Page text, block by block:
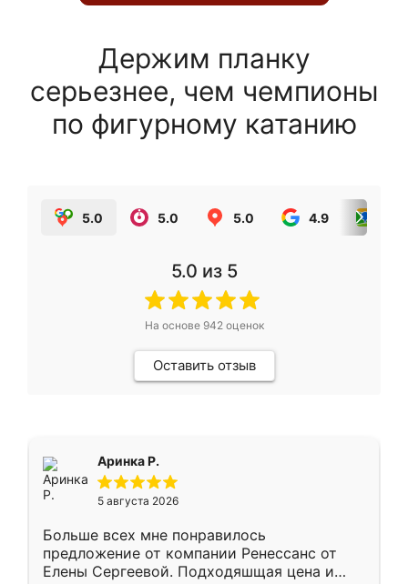
Держим планку
серьезнее, чем чемпионы
по фигурному катанию
5.0 5.0 5.0 4.9
5.0 из 5
На основе 942оценок
Оставить отзыв
Аринка Р.
5 августа 2026
Больше всех мне понравилось
предложение от компании Ренессанс от
Елены Сергеевой. Подходяшщая цена и